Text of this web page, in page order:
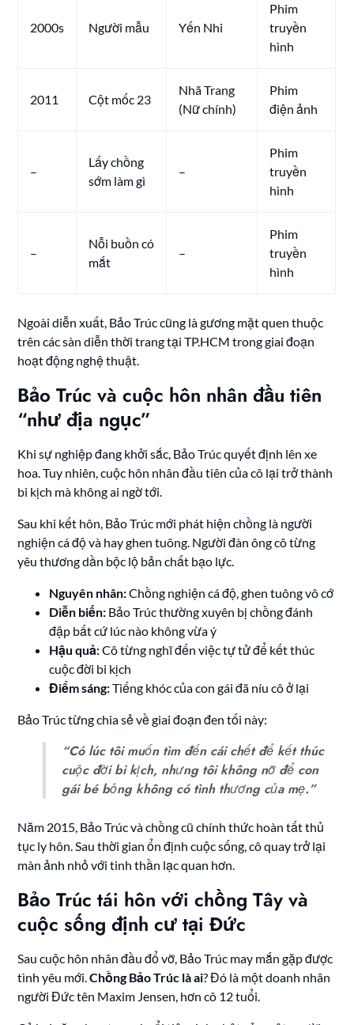
2000s Người mẫu Yến Nhi
Phim
truyền
hình
2011 Cột mốc 23
Nhã Trang
(Nữ chính)
Phim
điện ảnh
–
Lấy chồng
sớm làm gì
–
Phim
truyền
hình
–
Nỗi buồn có
mắt
–
Phim
truyền
hình
Ngoài diễn xuất, Bảo Trúc cũng là gương mặt quen thuộc
trên các sàn diễn thời trang tại TP.HCM trong giai đoạn
hoạt động nghệ thuật.
Bảo Trúc và cuộc hôn nhân đầu tiên
“như địa ngục”
Khi sự nghiệp đang khởi sắc, Bảo Trúc quyết định lên xe
hoa. Tuy nhiên, cuộc hôn nhân đầu tiên của cô lại trở thành
bi kịch mà không ai ngờ tới.
Sau khi kết hôn, Bảo Trúc mới phát hiện chồng là người
nghiện cá độ và hay ghen tuông. Người đàn ông cô từng
yêu thương dần bộc lộ bản chất bạo lực.
Nguyên nhân:Chồng nghiện cá độ, ghen tuông vô cớ
Diễn biến: Bảo Trúc thường xuyên bị chồng đánh
đập bất cứ lúc nào không vừa ý
Hậu quả:Cô từng nghĩ đến việc tự tử để kết thúc
cuộc đời bi kịch
Điểm sáng:Tiếng khóc của con gái đã níu cô ở lại
Bảo Trúc từng chia sẻ về giai đoạn đen tối này:
“Có lúc tôi muốn tìm đến cái chết để kết thúc
cuộc đời bi kịch, nhưng tôi không nỡ để con
gái bé bỏng không có tình thương của mẹ.”
Năm 2015, Bảo Trúc và chồng cũ chính thức hoàn tất thủ
tục ly hôn. Sau thời gian ổn định cuộc sống, cô quay trở lại
màn ảnh nhỏ với tinh thần lạc quan hơn.
Bảo Trúc tái hôn với chồng Tây và
cuộc sống định cư tại Đức
Sau cuộc hôn nhân đầu đổ vỡ, Bảo Trúc may mắn gặp được
tình yêu mới.Chồng Bảo Trúc là ai? Đó là một doanh nhân
người Đức tên Maxim Jensen, hơn cô 12 tuổi.